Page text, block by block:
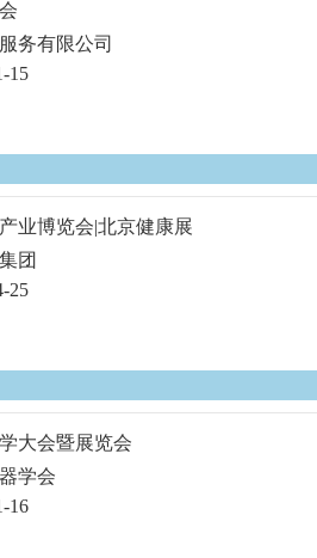
务有限公司
15
业博览会|北京健康展
团
25
大会暨展览会
学会
16